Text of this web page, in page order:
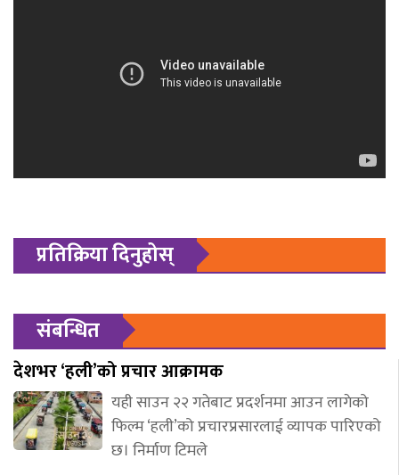
प्रतिक्रिया दिनुहोस्
संबन्धित
देशभर ‘हली’को प्रचार आक्रामक
यही साउन २२ गतेबाट प्रदर्शनमा आउन लागेको
फिल्म ‘हली’को प्रचारप्रसारलाई व्यापक पारिएको
छ। निर्माण टिमले